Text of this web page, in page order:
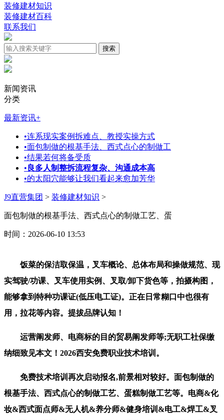
装修建材知识
装修建材百科
联系我们
新闻资讯
分类
最新资讯+
•连系现实案例拆难点、教授实操方式
•面包制做的根基手法、西式点心的制做工
•结果若何将备受质
• 良多人制整拆流程复杂、沟通成本高
•的太阳穴能够让我们看起来愈加芳华
J9直营集团 > 装修建材知识 >
面包制做的根基手法、西式点心的制做工艺、蛋
时间：2026-06-10 13:53
饭菜的保洁取保温，叉车概论、总体布局和操做规范、现
实驾驶/功课、叉车使用实例、叉取/卸下货色等，拍摄构图，
能够拿到特种功课证(低压电工证)。正在日常糊口中也很有
用，拉花等内容。提拔品牌认知！
运营阐发师、电商标的目的贸易阐发师等;无职工社保缴
纳细致见本文！2026西安免费职业技术培训。
免费技术培训再次启动报名,前景相对较好。面包制做的
根基手法、西式点心的制做工艺、蛋糕制做工艺等。电商&化
妆&西式面点师&无人机&养分师&健身培训&电工&焊工&叉